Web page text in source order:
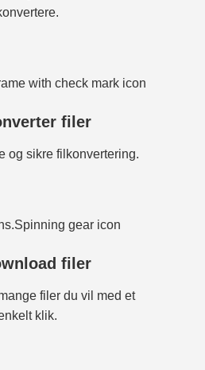
filer
og sikre filkonvertering.
filer
filer du vil med et
klik.